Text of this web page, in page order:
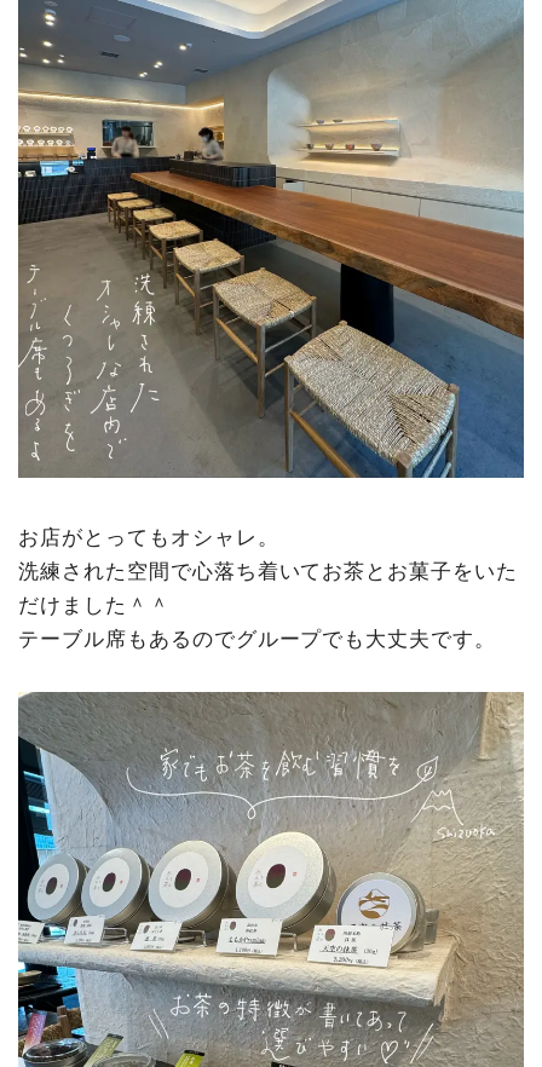
お店がとってもオシャレ。
洗練された空間で心落ち着いてお茶とお菓子をいた
だけました＾＾
テーブル席もあるのでグループでも大丈夫です。